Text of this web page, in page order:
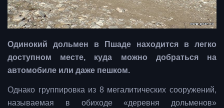
Одинокий дольмен в Пшаде находится в легко
доступном месте, куда можно добраться на
автомобиле или даже пешком.
Однако группировка из 8 мегалитических сооружений,
называемая в обиходе «деревня дольменов»